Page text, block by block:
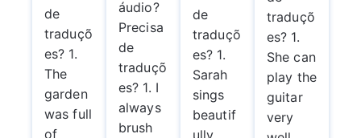
de
traduçõ
es? 1.
The
garden
was full
of
áudio?
Precisa
de
traduçõ
es? 1. I
always
brush
de
traduçõ
es? 1.
Sarah
sings
beautif
traduçõ
es? 1.
She can
play the
guitar
very